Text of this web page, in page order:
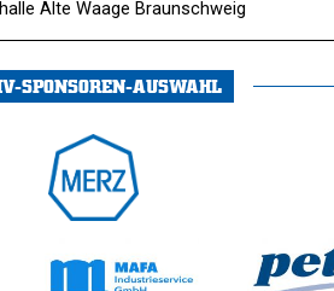
Alte Waage Braunschweig
SPONSOREN-AUSWAHL